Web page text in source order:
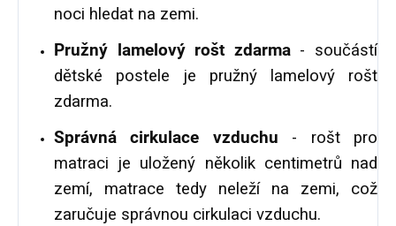
noci hledat na zemi.
Pružný lamelový rošt zdarma- součástí
dětské postele je pružný lamelový rošt
zdarma.
Správná cirkulace vzduchu - rošt pro
matraci je uložený několik centimetrů nad
zemí, matrace tedy neleží na zemi, což
zaručuje správnou cirkulaci vzduchu.